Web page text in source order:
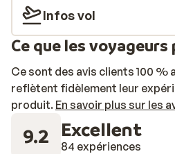
Infos vol
Ce que les
Ce sont des avis clients 100 %
reflètent fidèlement leur
produit. En savoir plus sur les
9.2 Excellent
84 expériences